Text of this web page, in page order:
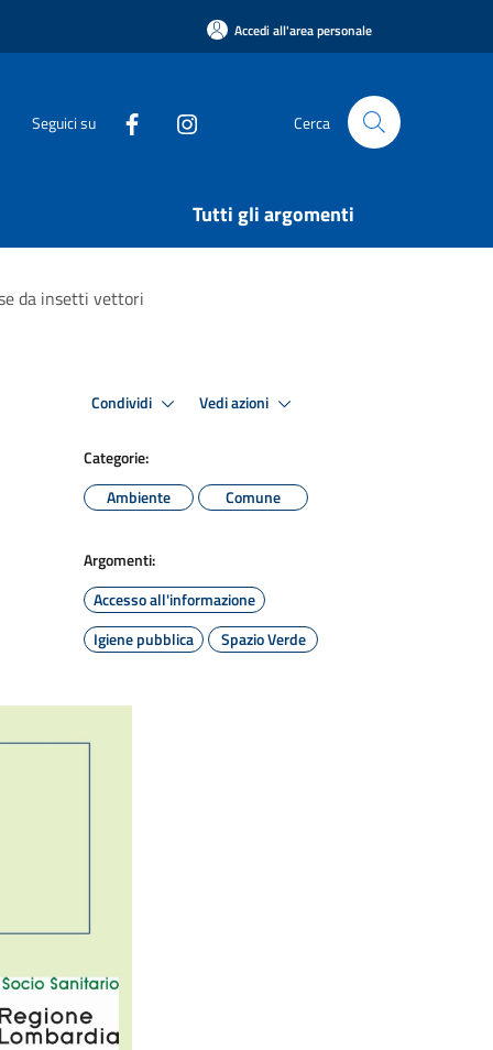
Accedi all'area personale
Seguici su Cerca
Tutti gli argomenti
da insetti vettori
Condividi Vedi azioni
Categorie:
Ambiente
Comune
Argomenti:
Accesso all'informazione
Igiene pubblica
Spazio Verde